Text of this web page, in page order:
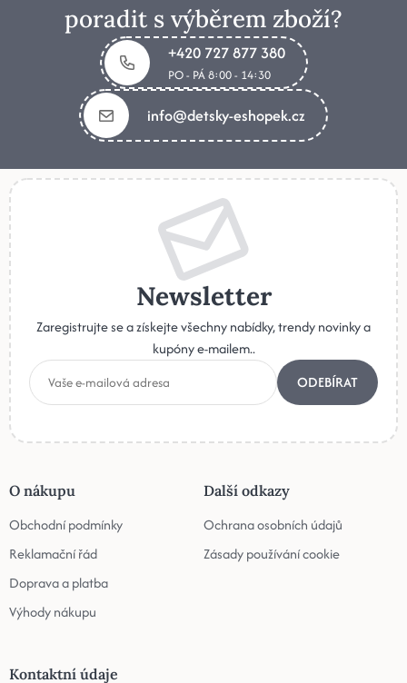
poradit s výběrem zboží?
+420 727 877 380
PO - PÁ 8:00 - 14:30
info@detsky-eshopek.cz
Newsletter
Zaregistrujte se a získejte všechny nabídky, trendy novinky a
kupóny e-mailem..
ODEBÍRAT
O nákupu
Obchodní podmínky
Reklamační řád
Doprava a platba
Výhody nákupu
Další odkazy
Ochrana osobních údajů
Zásady používání cookie
Kontaktní údaje